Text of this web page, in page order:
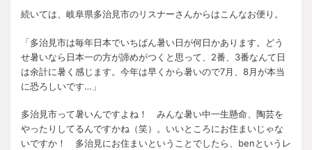
続いては、岐阜県多治見市のリスナーさんからはこんなお便り。
「多治見市は毎年日本でいちばん暑い日が何日かあります。どう
せ暑いなら日本一の方が諦めがつくと思って、2番、3番なんて日
は余計に暑く感じます。今年は早くから暑いので7月、8月が本当
に恐ろしいです…」
多治見市って暑いんですよね！ みんな暑い中一生懸命、陶芸を
やったりしてるんですかね（笑）。いいところにお住まいじゃな
いですか！ 多治見にお住まいということでしたら、benというレ